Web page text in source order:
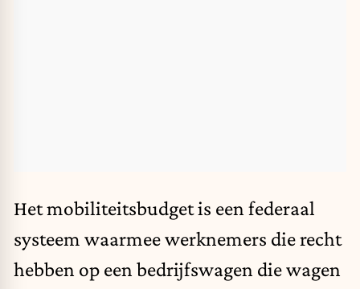
Het mobiliteitsbudget is een federaal
systeem waarmee werknemers die recht
hebben op een bedrijfswagen die wagen